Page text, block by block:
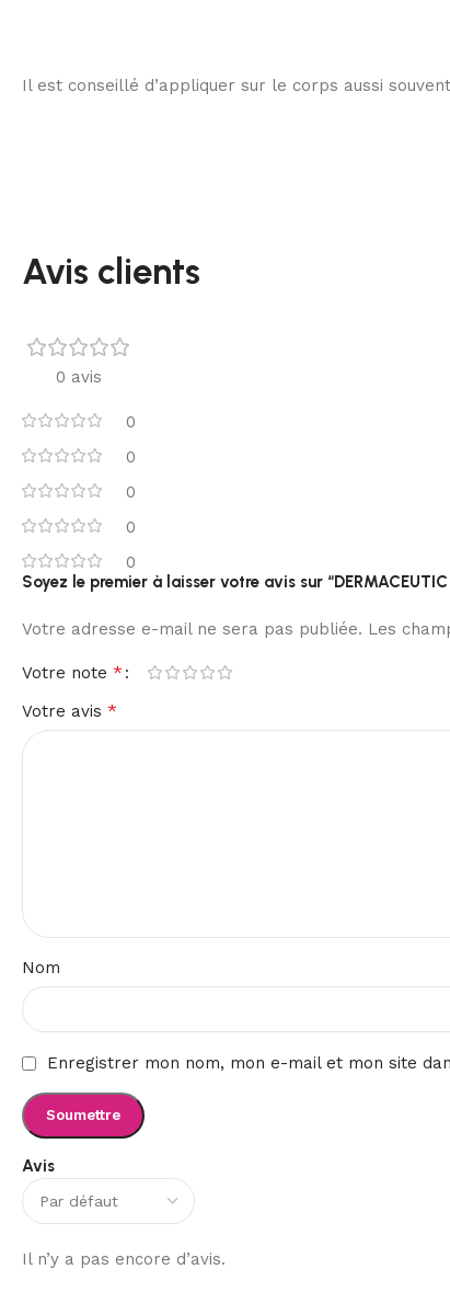
Il est conseillé d’appliquer sur le corps aussi
Avis clients
0 avis
0
0
0
0
0
Avis
Il n’y a pas encore d’avis.
Soyez le premier à laisser votre avis sur
Votre adresse e-mail ne sera pas publiée. Les
Votre note *
Votre avis *
Nom
Enregistrer mon nom, mon e-mail et mon site